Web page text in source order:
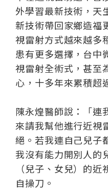
外學習最新技術，天
新技術帶回家鄉造福
視雷射方式越來越多
患有更多選擇，台中
視雷射全術式，甚至
心，十多年來累積超
陳永煌醫師說：「連
來請我幫他進行近視
絕。若我連自己兒子
我沒有能力開別人的
（兒子、女兒）的
自操刀。